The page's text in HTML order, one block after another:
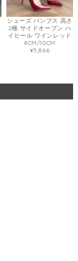
シューズ パンプス 高さ
2種 サイドオープン ハ
イヒール ワインレッド
8CM/10CM
¥5,866